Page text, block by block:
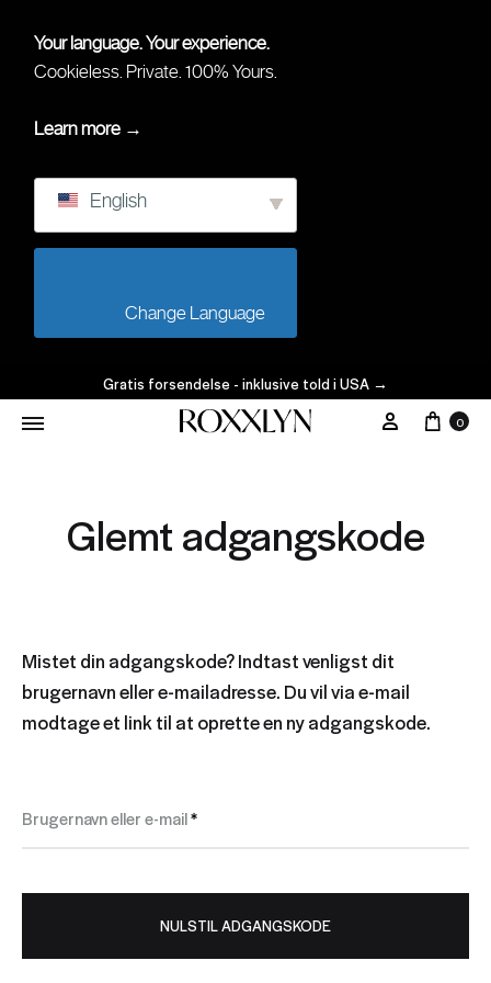
Your language. Your experience.
Cookieless. Private. 100% Yours.
Learn more →
English
Gratis forsendelse - inklusive told i USA →
Min Konto
Vogn
0
Glemt adgangskode
Mistet din adgangskode? Indtast venligst dit
brugernavn eller e-mailadresse. Du vil via e-mail
modtage et link til at oprette en ny adgangskode.
Brugernavn eller e-mail*Påkrævet
NULSTIL ADGANGSKODE